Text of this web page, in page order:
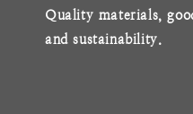
Quality materials,
and sustainability.